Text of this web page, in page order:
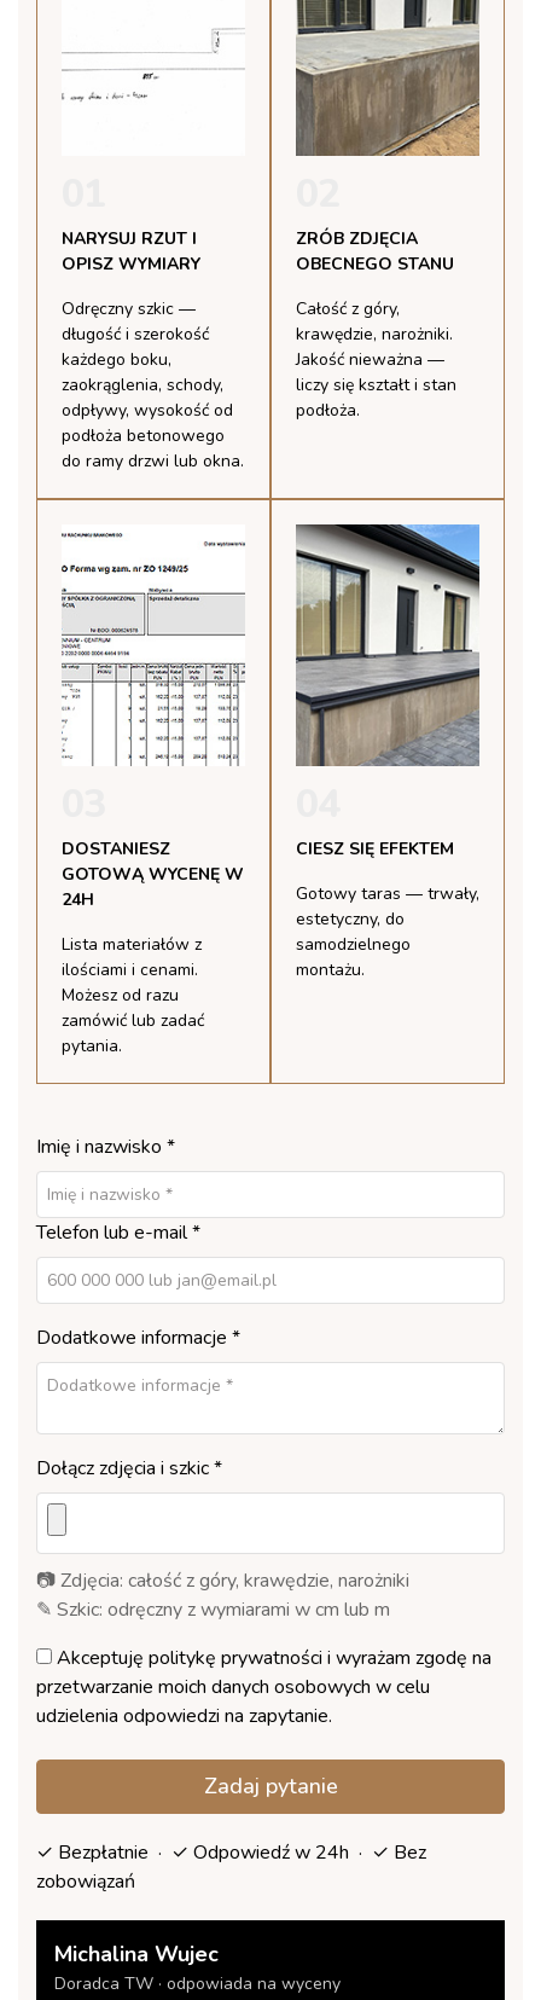
NARYSUJ RZUT I
OPISZ WYMIARY
Odręczny szkic —
długość i szerokość
każdego boku,
zaokrąglenia, schody,
odpływy, wysokość od
podłoża betonowego
do ramy drzwi lub okna.
ZRÓB ZDJĘCIA
OBECNEGO STANU
Całość z góry,
krawędzie, narożniki.
Jakość nieważna —
liczy się kształt i stan
podłoża.
DOSTANIESZ
GOTOWĄ WYCENĘ W
24H
Lista materiałów z
ilościami i cenami.
Możesz od razu
zamówić lub zadać
pytania.
CIESZ SIĘ EFEKTEM
Gotowy taras — trwały,
estetyczny, do
samodzielnego
montażu.
Imię i nazwisko *
Telefon lub e-mail *
Dodatkowe informacje *
Dołącz zdjęcia i szkic *
📷 Zdjęcia: całość z góry, krawędzie, narożniki
✎ Szkic: odręczny z wymiarami w cm lub m
Akceptuję politykę prywatności i wyrażam zgodę na
przetwarzanie moich danych osobowych w celu
udzielenia odpowiedzi na zapytanie.
Zadaj pytanie
✓ Bezpłatnie · ✓ Odpowiedź w 24h · ✓ Bez
zobowiązań
Michalina Wujec
Doradca TW · odpowiada na wyceny